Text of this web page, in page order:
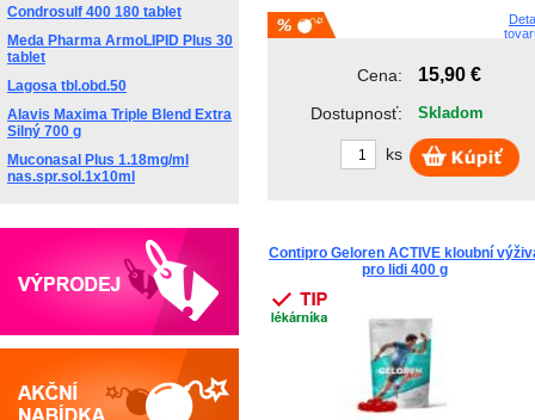
Cena: 15,90 €
Dostupnosť: Skladom
ks
Contipro Geloren ACTIVE kloubní
pro lidi 400 g
Condrosulf 400 180 tablet
Meda Pharma ArmoLIPID Plus 30
tablet
Lagosa tbl.obd.50
Alavis Maxima Triple Blend Extra
Silný 700 g
Muconasal Plus 1.18mg/ml
nas.spr.sol.1x10ml